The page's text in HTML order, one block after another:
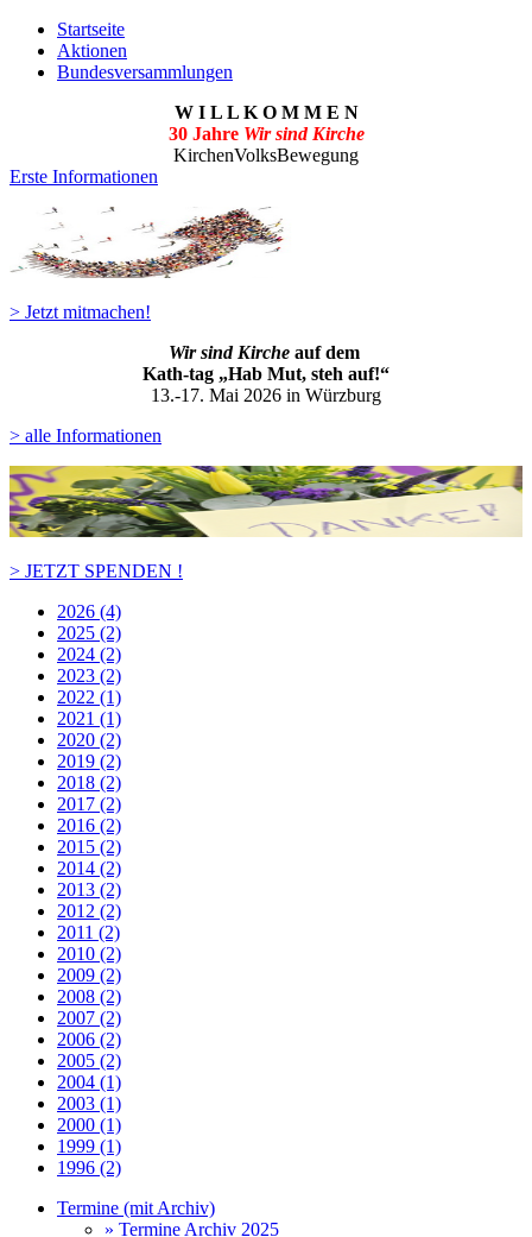
Startseite
Aktionen
Bundesversammlungen
W I L L K O M M E N
30 Jahre Wir sind Kirche
KirchenVolksBewegung
Erste Informationen
> Jetzt mitmachen!
Wir sind Kirche auf dem
Kath-tag „Hab Mut, steh auf!“
13.-17. Mai 2026 in Würzburg
> alle Informationen
> JETZT SPENDEN !
2026 (4)
2025 (2)
2024 (2)
2023 (2)
2022 (1)
2021 (1)
2020 (2)
2019 (2)
2018 (2)
2017 (2)
2016 (2)
2015 (2)
2014 (2)
2013 (2)
2012 (2)
2011 (2)
2010 (2)
2009 (2)
2008 (2)
2007 (2)
2006 (2)
2005 (2)
2004 (1)
2003 (1)
2000 (1)
1999 (1)
1996 (2)
Termine (mit Archiv)
» Termine Archiv 2025